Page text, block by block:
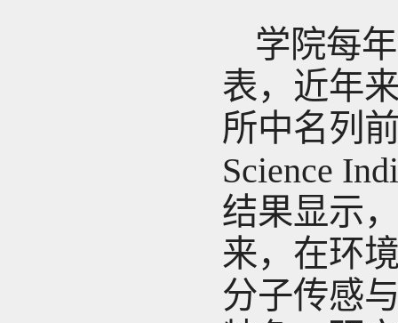
学院每
表，近年
所中名列
Science
结果显示
来，在环
分子传感